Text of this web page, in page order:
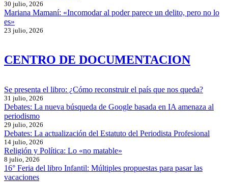
30 julio, 2026
Mariana Mamaní: «Incomodar al poder parece un delito, pero no lo
es»
23 julio, 2026
CENTRO DE DOCUMENTACION
Se presenta el libro: ¿Cómo reconstruir el país que nos queda?
31 julio, 2026
Debates: La nueva búsqueda de Google basada en IA amenaza al
periodismo
29 julio, 2026
Debates: La actualización del Estatuto del Periodista Profesional
14 julio, 2026
Religión y Política: Lo «no matable»
8 julio, 2026
16° Feria del libro Infantil: Múltiples propuestas para pasar las
vacaciones